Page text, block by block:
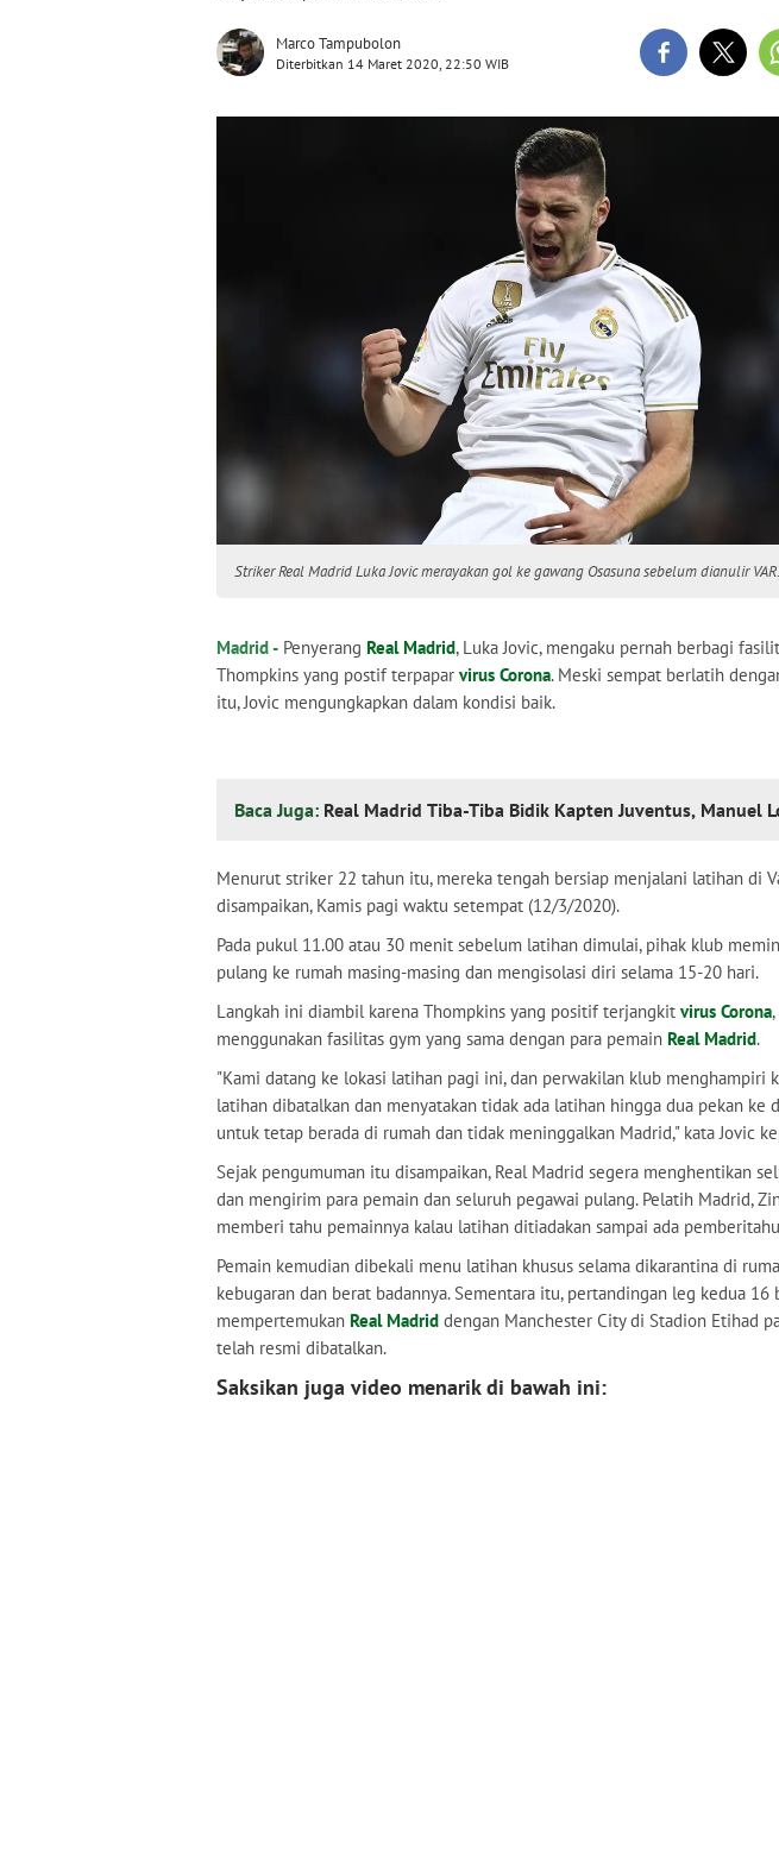
Marco Tampubolon
Diterbitkan 14 Maret 2020, 22:50 WIB
Striker Real Madrid Luka Jovic merayakan gol ke gawang Osasuna sebelum dianulir
Madrid - Penyerang Real Madrid, Luka Jovic, mengaku pernah berbagi
Thompkins yang postif terpapar virus Corona. Meski sempat berlatih
itu, Jovic mengungkapkan dalam kondisi baik.
Baca Juga: Real Madrid Tiba-Tiba Bidik Kapten Juventus, Manuel
Menurut striker 22 tahun itu, mereka tengah bersiap menjalani latihan di
disampaikan, Kamis pagi waktu setempat (12/3/2020).
Pada pukul 11.00 atau 30 menit sebelum latihan dimulai, pihak klub
pulang ke rumah masing-masing dan mengisolasi diri selama 15-20 hari.
Langkah ini diambil karena Thompkins yang positif terjangkit virus Corona
menggunakan fasilitas gym yang sama dengan para pemain Real Madrid.
"Kami datang ke lokasi latihan pagi ini, dan perwakilan klub menghampiri
latihan dibatalkan dan menyatakan tidak ada latihan hingga dua pekan ke
untuk tetap berada di rumah dan tidak meninggalkan Madrid," kata Jovic
Sejak pengumuman itu disampaikan, Real Madrid segera menghentikan
dan mengirim para pemain dan seluruh pegawai pulang. Pelatih Madrid,
memberi tahu pemainnya kalau latihan ditiadakan sampai ada
Pemain kemudian dibekali menu latihan khusus selama dikarantina di
kebugaran dan berat badannya. Sementara itu, pertandingan leg kedua 16
mempertemukan Real Madrid dengan Manchester City di Stadion Etihad
telah resmi dibatalkan.
Saksikan juga video menarik di bawah ini: